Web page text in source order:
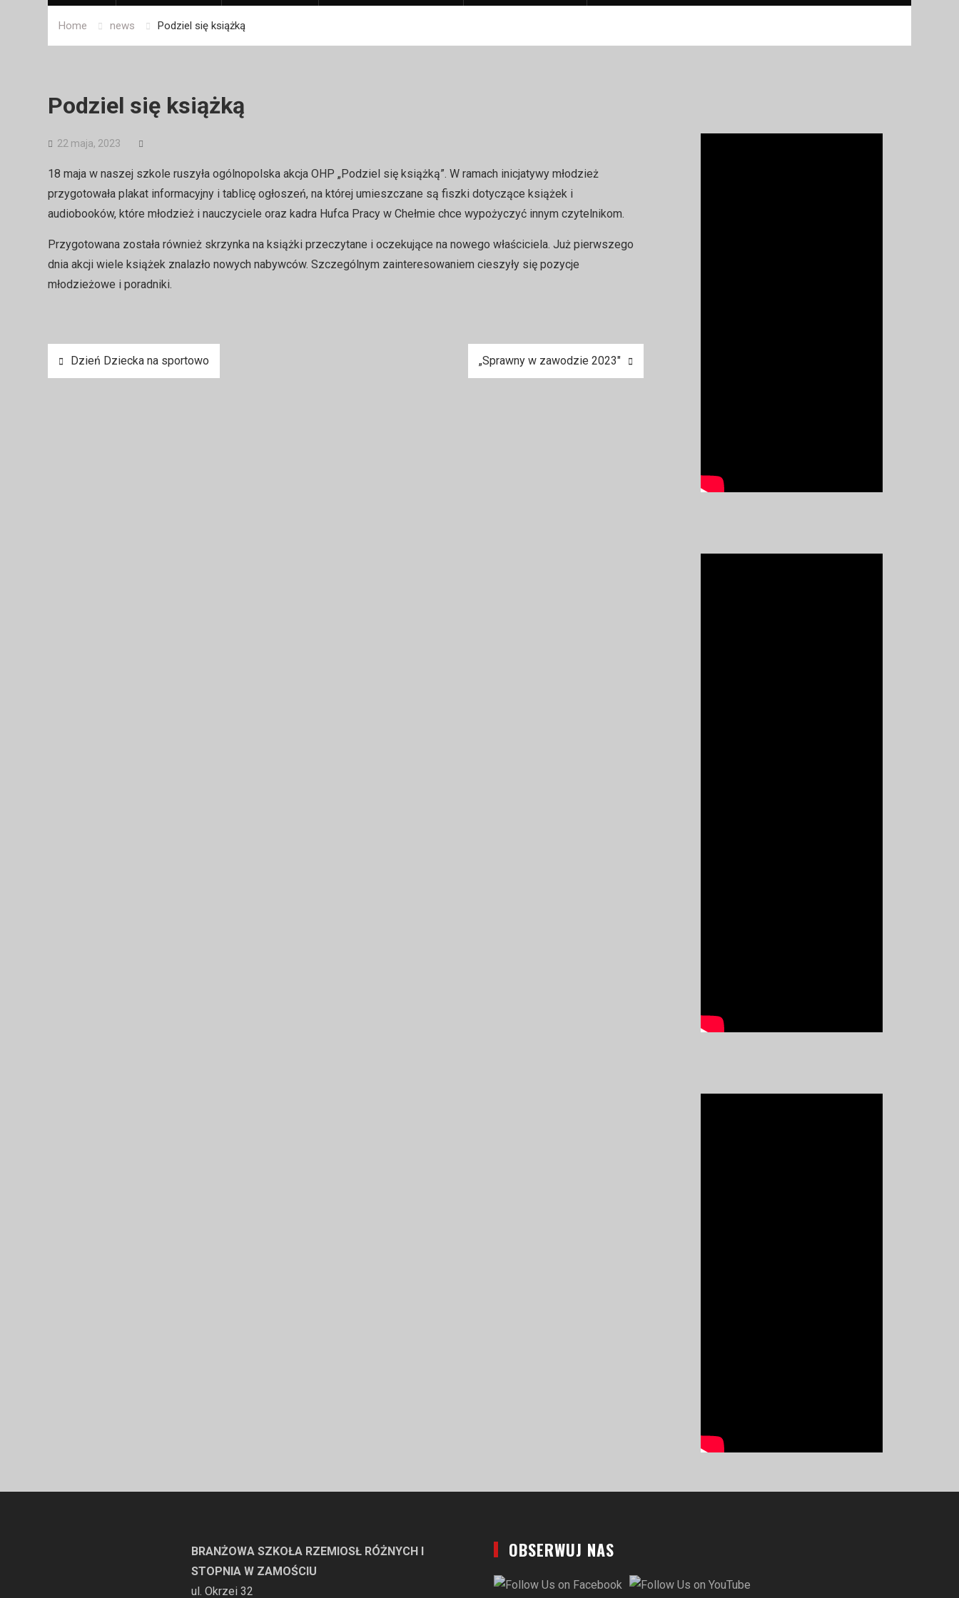
Home news Podziel się książką
Podziel się książką
22 maja, 2023
18 maja w naszej szkole ruszyła ogólnopolska akcja OHP „Podziel się książką”. W ramach inicjatywy młodzież
przygotowała plakat informacyjny i tablicę ogłoszeń, na której umieszczane są fiszki dotyczące książek i
audiobooków, które młodzież i nauczyciele oraz kadra Hufca Pracy w Chełmie chce wypożyczyć innym czytelnikom.
Przygotowana została również skrzynka na książki przeczytane i oczekujące na nowego właściciela. Już pierwszego
dnia akcji wiele książek znalazło nowych nabywców. Szczególnym zainteresowaniem cieszyły się pozycje
młodzieżowe i poradniki.
Nawigacja
Dzień Dziecka na sportowo „Sprawny w zawodzie 2023″
BRANŻOWA SZKOŁA RZEMIOSŁ RÓŻNYCH I
STOPNIA W ZAMOŚCIU
ul. Okrzei 32
OBSERWUJ NAS